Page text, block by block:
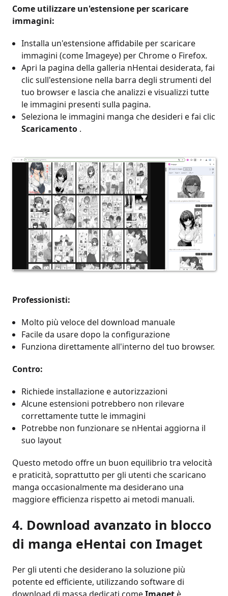
Come utilizzare un'estensione per scaricare
immagini:
Installa un'estensione affidabile per scaricare
immagini (come Imageye) per Chrome o Firefox.
Apri la pagina della galleria nHentai desiderata, fai
clic sull'estensione nella barra degli strumenti del
tuo browser e lascia che analizzi e visualizzi tutte
le immagini presenti sulla pagina.
Seleziona le immagini manga che desideri e fai clic
Scaricamento .
Professionisti:
Molto più veloce del download manuale
Facile da usare dopo la configurazione
Funziona direttamente all'interno del tuo browser.
Contro:
Richiede installazione e autorizzazioni
Alcune estensioni potrebbero non rilevare
correttamente tutte le immagini
Potrebbe non funzionare se nHentai aggiorna il
suo layout
Questo metodo offre un buon equilibrio tra velocità
e praticità, soprattutto per gli utenti che scaricano
manga occasionalmente ma desiderano una
maggiore efficienza rispetto ai metodi manuali.
4. Download avanzato in blocco
di manga eHentai con Imaget
Per gli utenti che desiderano la soluzione più
potente ed efficiente, utilizzando software di